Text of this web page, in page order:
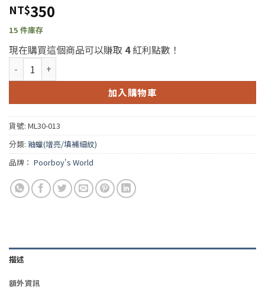
NT$350
15 件庫存
現在購買這個商品可以賺取 4紅利點數！
Poorboys 好蠟試用系列(窮小子White Diamond 白鑽釉蠟) 250ml
加入購物車
貨號: ML30-013
分類: 釉蠟(增亮/填補細紋)
品牌： Poorboy's World
描述
額外資訊